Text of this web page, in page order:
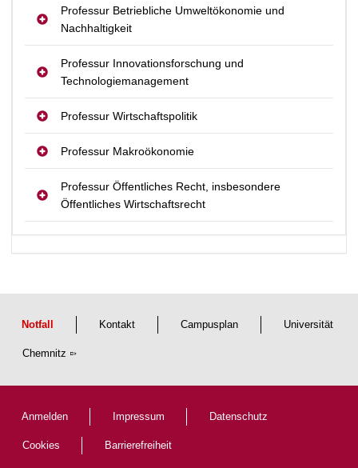
Professur Betriebliche Umweltökonomie und
Nachhaltigkeit
Professur Innovationsforschung und
Technologiemanagement
Professur Wirtschaftspolitik
Professur Makroökonomie
Professur Öffentliches Recht, insbesondere
Öffentliches Wirtschaftsrecht
Notfall Kontakt Campusplan Universität
Chemnitz
Anmelden Impressum Datenschutz
Cookies Barrierefreiheit